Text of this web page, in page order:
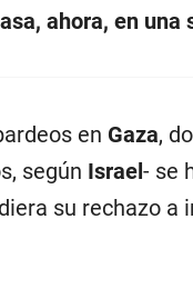
ahora, en una
en Gaza,
según Israel- se
su rechazo a